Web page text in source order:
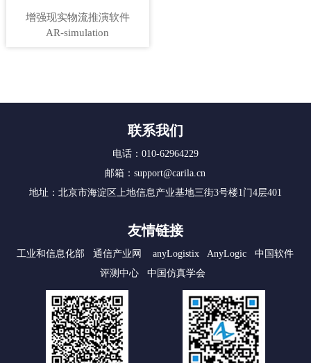
增强现实物流推演软件
AR-simulation
联系我们
电话：010-62964229
邮箱：support@carila.cn
地址：北京市海淀区上地信息产业基地三街3号楼1门4层401
友情链接
工业和信息化部 通信产业网 anyLogistix AnyLogic
中国软件
评测中心
中国仿真学会